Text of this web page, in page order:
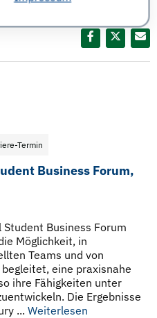
Termin
Business Forum,
Business Forum
Möglichkeit, in
Teams und von
eine praxisnahe
ihre Fähigkeiten unter
Die Ergebnisse
... Weiterlesen